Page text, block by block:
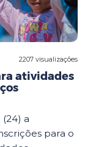
2207 visualizações
atividades
a
para o